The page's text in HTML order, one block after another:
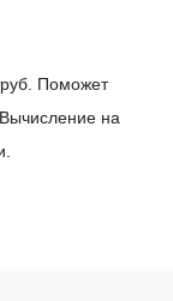
Поможет
на